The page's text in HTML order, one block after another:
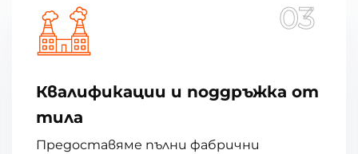
03
Квалификации и поддръжка от
тила
Предоставяме пълни фабрични